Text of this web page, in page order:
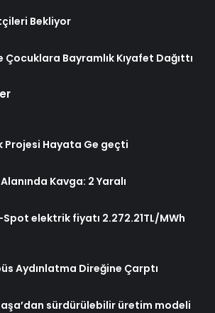
Bekliyor
Çocuklara Bayramlık Kıyafet Dağıttı
Projesi Hayata Ge geçti
Kavga: 2 Yaralı
Spot elektrik fiyatı 2.272.21TL/MWh
Aydınlatma Direğine Çarptı
sürdürülebilir üretim modeli